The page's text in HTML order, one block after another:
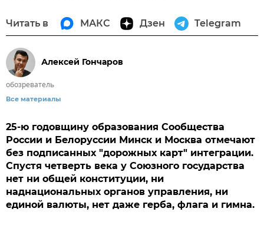
Читать в МАКС Дзен Telegram
Алексей Гончаров
обозреватель
Все материалы
25-ю годовщину образования Сообщества
России и Белоруссии Минск и Москва отмечают
без подписанных "дорожных карт" интеграции.
Спустя четверть века у Союзного государства
нет ни общей конституции, ни
наднациональных органов управления, ни
единой валюты, нет даже герба, флага и гимна.